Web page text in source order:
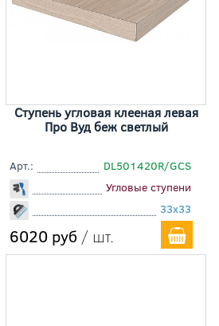
Ступень угловая клееная левая
Про Вуд беж светлый
Арт.:
DL501420R/GCS
Угловые ступени
33x33
6020 руб / шт.